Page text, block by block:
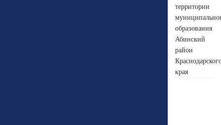
территории
образования
Абинский
район
края